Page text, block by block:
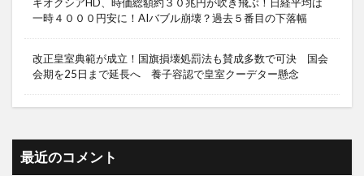
一時４０００円安に！AIバブル崩壊？過去５番目の下落幅
改正皇室典範が成立！国旗損壊処罰法も賛成多数で可決 国会
会期を25日まで延長へ 養子容認で皇室クーデター懸念
最近のコメント